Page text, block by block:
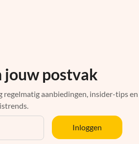
jouw postvak
aanbiedingen, insider-tips
Inloggen